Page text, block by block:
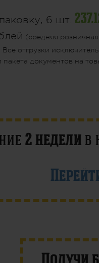
6 шт.
(средняя
отгрузки
документов на
2 неделив